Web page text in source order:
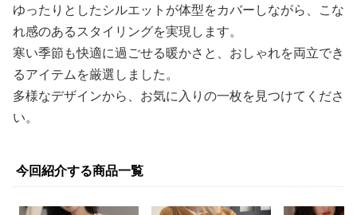
ゆったりとしたシルエットが体型をカバーしながら、こな
れ感のあるスタイリングを実現します。
寒い季節も快適に過ごせる暖かさと、おしゃれを両立でき
るアイテムを厳選しました。
多様なデザインから、お気に入りの一枚を見つけてくださ
い。
今回紹介する商品一覧